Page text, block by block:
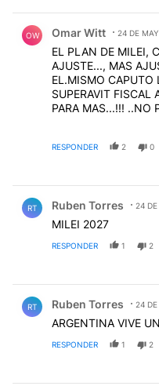
OW Omar Witt 24 DE
EL PLAN DE MILEI,
AJUSTE..., MAS
EL.MISMO CAPUTO
SUPERAVIT FISCAL
PARA MAS...!!! ..NO
PUEDEN TOMAR
RESPONDER 2 0
RT Ruben Torres 24
MILEI 2027
RESPONDER 1 2
RT Ruben Torres 24
ARGENTINA VIVE
RESPONDER 1 2